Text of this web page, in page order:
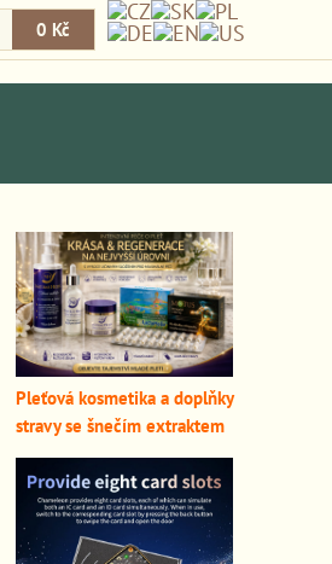
0 Kč
Pleťová kosmetika a doplňky
stravy se šnečím extraktem